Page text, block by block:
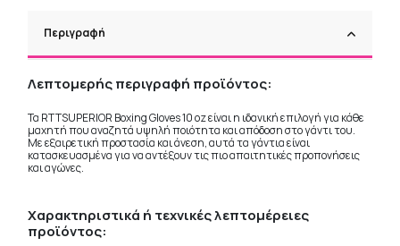
Περιγραφή
Λεπτομερής περιγραφή προϊόντος:
Τα RTTSUPERIOR Boxing Gloves 10 oz είναι η ιδανική επιλογή για κάθε
μαχητή που αναζητά υψηλή ποιότητα και απόδοση στο γάντι του.
Με εξαιρετική προστασία και άνεση, αυτά τα γάντια είναι
κατασκευασμένα για να αντέξουν τις πιο απαιτητικές προπονήσεις
και αγώνες.
Χαρακτηριστικά ή τεχνικές λεπτομέρειες
προϊόντος: